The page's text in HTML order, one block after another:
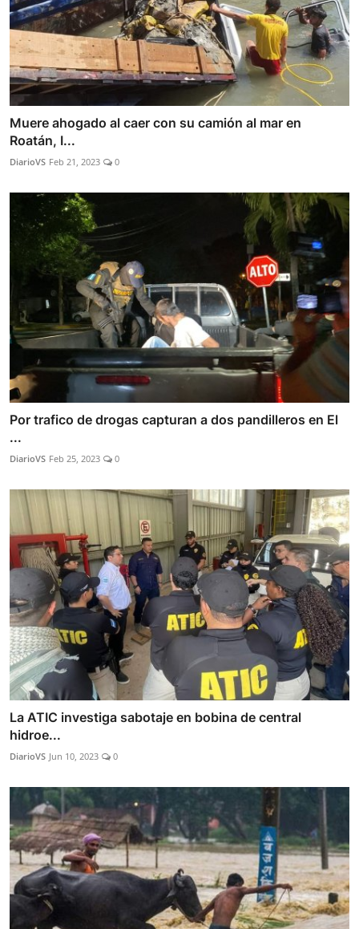
Muere ahogado al caer con su camión al mar en
Roatán, I...
DiarioVS Feb 21, 2023 0
Por trafico de drogas capturan a dos pandilleros en El
...
DiarioVS Feb 25, 2023 0
La ATIC investiga sabotaje en bobina de central
hidroe...
DiarioVS Jun 10, 2023 0